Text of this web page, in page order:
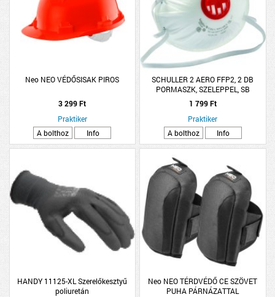
Neo NEO VÉDŐSISAK PIROS
3 299 Ft
Praktiker
A bolthoz
Info
SCHULLER 2 AERO FFP2, 2 DB
PORMASZK, SZELEPPEL, SB
1 799 Ft
Praktiker
A bolthoz
Info
HANDY 11125-XL Szerelőkesztyű
poliuretán
Neo NEO TÉRDVÉDŐ CE SZÖVET
PUHA PÁRNÁZATTAL